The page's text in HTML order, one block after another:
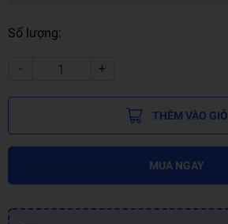
Số lượng:
- +
THÊM VÀO GIỎ
MUA NGAY